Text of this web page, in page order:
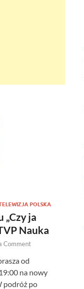
POLSKA
ja
Nauka
Comment
od
na nowy
podróż po